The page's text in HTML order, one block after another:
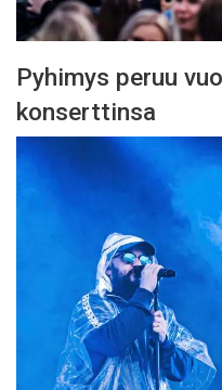
Pyhimys peruu
konserttinsa